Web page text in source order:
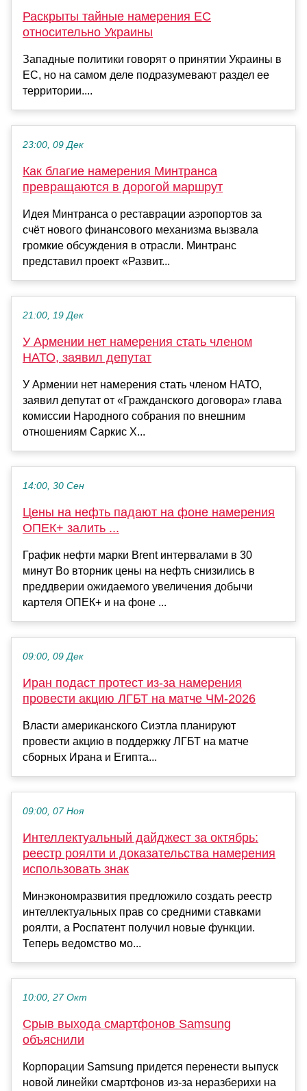
Раскрыты тайные намерения ЕС
относительно Украины
Западные политики говорят о принятии Украины в
ЕС, но на самом деле подразумевают раздел ее
территории....
23:00, 09 Дек
Как благие намерения Минтранса
превращаются в дорогой маршрут
Идея Минтранса о реставрации аэропортов за
счёт нового финансового механизма вызвала
громкие обсуждения в отрасли. Минтранс
представил проект «Развит...
21:00, 19 Дек
У Армении нет намерения стать членом
НАТО, заявил депутат
У Армении нет намерения стать членом НАТО,
заявил депутат от «Гражданского договора» глава
комиссии Народного собрания по внешним
отношениям Саркис Х...
14:00, 30 Сен
Цены на нефть падают на фоне намерения
ОПЕК+ залить ...
График нефти марки Brent интервалами в 30
минут Во вторник цены на нефть снизились в
преддверии ожидаемого увеличения добычи
картеля ОПЕК+ и на фоне ...
09:00, 09 Дек
Иран подаст протест из-за намерения
провести акцию ЛГБТ на матче ЧМ-2026
Власти американского Сиэтла планируют
провести акцию в поддержку ЛГБТ на матче
сборных Ирана и Египта...
09:00, 07 Ноя
Интеллектуальный дайджест за октябрь:
реестр роялти и доказательства намерения
использовать знак
Минэкономразвития предложило создать реестр
интеллектуальных прав со средними ставками
роялти, а Роспатент получил новые функции.
Теперь ведомство мо...
10:00, 27 Окт
Срыв выхода смартфонов Samsung
объяснили
Корпорации Samsung придется перенести выпуск
новой линейки смартфонов из-за неразберихи на